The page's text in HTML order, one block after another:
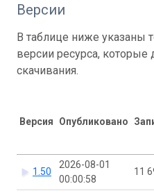
Версии
В таблице ниже указаны
версии ресурса, которые
скачивания.
Версия Опубликовано
1.50
2026-08-01
00:00:58
11